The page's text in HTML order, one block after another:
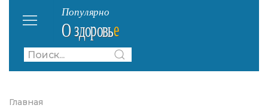
Главная